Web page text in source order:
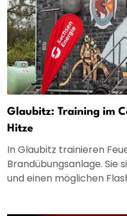
Glaubitz: Training im
Hitze
In Glaubitz trainieren
Brandübungsanlage. Sie
und einen möglichen